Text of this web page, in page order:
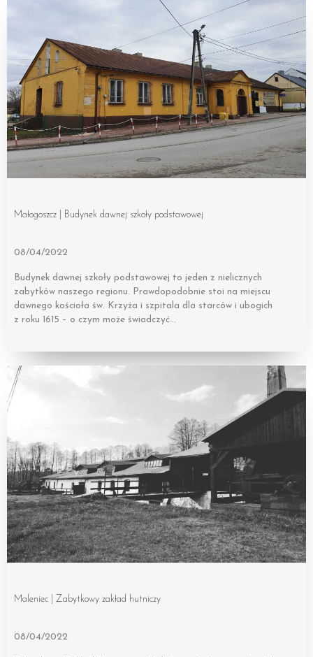
Małogoszcz | Budynek dawnej szkoły podstawowej
08/04/2022
Budynek dawnej szkoły podstawowej to jeden z nielicznych
zabytków naszego regionu. Prawdopodobnie stoi na miejscu
dawnego kościoła św. Krzyża i szpitala dla starców i ubogich
z roku 1615 – o czym może świadczyć…
Maleniec | Zabytkowy zakład hutniczy
08/04/2022